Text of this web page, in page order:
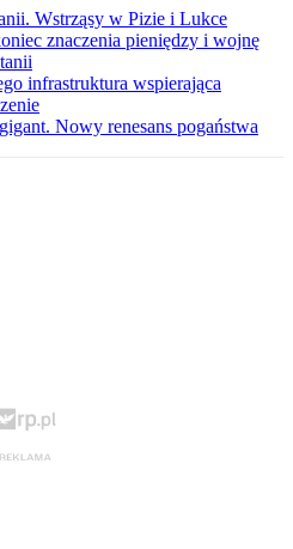
Wstrząsy w Pizie i Lukce
znaczenia pieniędzy i wojnę
infrastruktura wspierająca
Nowy renesans pogaństwa